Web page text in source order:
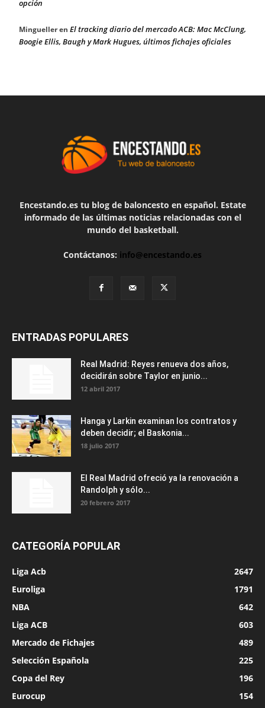
opción
Minguelleren El tracking diario del mercado ACB: Mac McClung,
Boogie Ellis, Baugh y Mark Hugues, últimos fichajes oficiales
Encestando.es tu blog de baloncesto en español. Estate
informado de las últimas noticias relacionadas con el
mundo del basketball.
Contáctanos: info@encestando.es
ENTRADAS POPULARES
Real Madrid: Reyes renueva dos años,
decidirán sobre Taylor en junio...
12 abril 2017
Hanga y Larkin examinan los contratos y
deben decidir; el Baskonia...
18 julio 2017
El Real Madrid ofreció ya la renovación a
Randolph y sólo...
20 febrero 2017
CATEGORÍA POPULAR
Liga Acb
2647
Euroliga
1791
NBA
642
Liga ACB
603
Mercado de Fichajes
489
Selección Española
225
Copa del Rey
196
Eurocup
154